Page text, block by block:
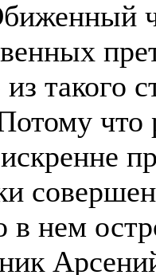
из такого
что
в нем